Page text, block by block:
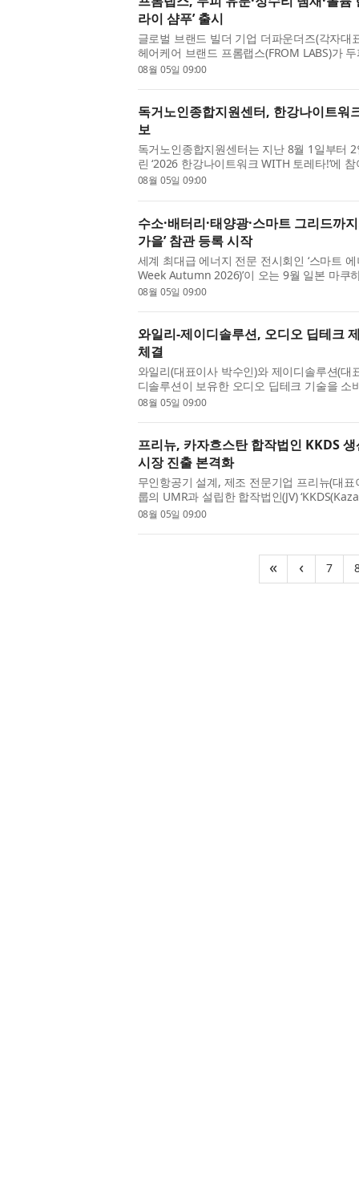
라이 샴푸’ 출시
글로벌 브랜드 빌더 기업 더파운더즈(각자대
헤어케어 브랜드 프롬랩스(FROM LABS)가
고민을 효과적으로 케어하는 신제품 ‘노세범
08월 05일 09:00
독거노인종합지원센터, 한강나이트워
보
독거노인종합지원센터는 지난 8월 1일부터
린 ‘2026 한강나이트워크 WITH 토레타!’​에
소통하는 시간을 가졌다. 이번 행사는 건강
08월 05일 09:00
수소·배터리·태양광·스마트 그리드까
가을’ 참관 등록 시작
세계 최대급 에너지 전문 전시회인 ‘스마트
Week Autumn 2026)’이 오는 9월 일본 마쿠
는 수소, 에너지저장장치(ESS), 태양광, 풍력
08월 05일 09:00
와일리-제이디솔루션, 오디오 딥테크
체결
와일리(대표이사 박수인)와 제이디솔루션(
디솔루션이 보유한 오디오 딥테크 기술을 소
랜딩·마케팅·유통 공동사업 계약을 체결했
08월 05일 09:00
프리뉴, 카자흐스탄 합작법인 KKDS
시장 진출 본격화
무인항공기 설계, 제조 전문기업 프리뉴(대
룹의 UMR과 설립한 합작법인(JV)
생산공장을 정식 개소하고, 중앙아시아 드론
08월 05일 09:00
« ‹ 7